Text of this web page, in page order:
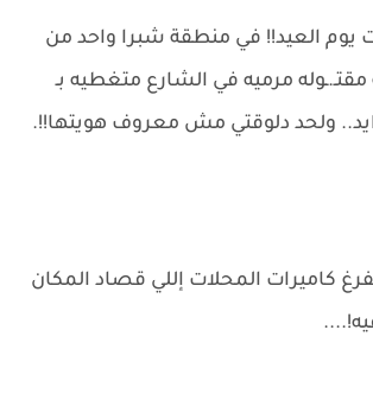
يوم العيد!! في منطقة شبرا واحد من
مقتـ.ـوله مرميه في الشارع متغطيه بـ
ولحد دلوقتي مش معروف هويتها!!.
كاميرات المحلات إللي قصاد المكان